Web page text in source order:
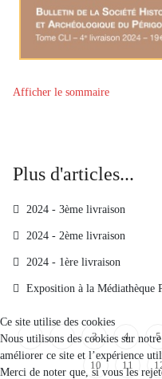
Afficher le sommaire
Plus d'articles...
2024 - 3ème livraison
2024 - 2ème livraison
2024 - 1ère livraison
Exposition à la Médiathèque
3 4 5
10 11
Ce site utilise des cookies
Nous utilisons des cookies sur
améliorer ce site et l’expérience
Merci de noter que, si vous les